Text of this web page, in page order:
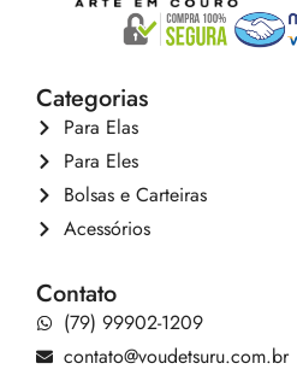
Categorias
Para Elas
Para Eles
Bolsas e Carteiras
Acessórios
Contato
(79) 99902-1209
contato@voudetsuru.com.br